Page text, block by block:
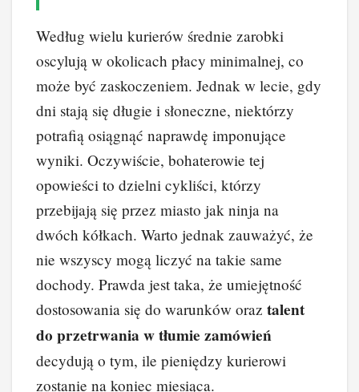
Według wielu kurierów średnie zarobki
oscylują w okolicach płacy minimalnej, co
może być zaskoczeniem. Jednak w lecie, gdy
dni stają się długie i słoneczne, niektórzy
potrafią osiągnąć naprawdę imponujące
wyniki. Oczywiście, bohaterowie tej
opowieści to dzielni cykliści, którzy
przebijają się przez miasto jak ninja na
dwóch kółkach. Warto jednak zauważyć, że
nie wszyscy mogą liczyć na takie same
dochody. Prawda jest taka, że umiejętność
dostosowania się do warunków oraz talent
do przetrwania w tłumie zamówień
decydują o tym, ile pieniędzy kurierowi
zostanie na koniec miesiąca.